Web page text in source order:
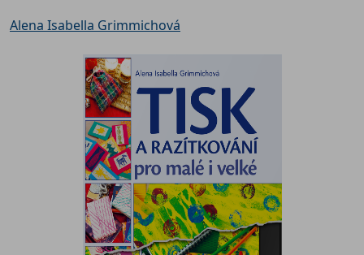
Alena Isabella Grimmichová